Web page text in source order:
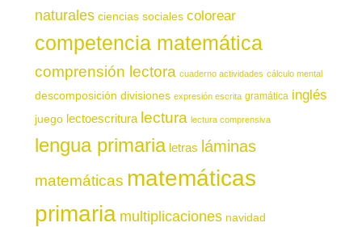
naturales ciencias sociales colorear
competencia matemática
comprensión lectora cuaderno actividades cálculo mental
descomposición divisiones expresión escrita gramática inglés
juego lectoescritura lectura lectura comprensiva
lengua primaria letras láminas
matemáticas matemáticas
primaria multiplicaciones navidad